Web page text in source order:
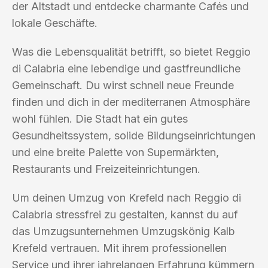
der Altstadt und entdecke charmante Cafés und
lokale Geschäfte.
Was die Lebensqualität betrifft, so bietet Reggio
di Calabria eine lebendige und gastfreundliche
Gemeinschaft. Du wirst schnell neue Freunde
finden und dich in der mediterranen Atmosphäre
wohl fühlen. Die Stadt hat ein gutes
Gesundheitssystem, solide Bildungseinrichtungen
und eine breite Palette von Supermärkten,
Restaurants und Freizeiteinrichtungen.
Um deinen Umzug von Krefeld nach Reggio di
Calabria stressfrei zu gestalten, kannst du auf
das Umzugsunternehmen Umzugskönig Kalb
Krefeld vertrauen. Mit ihrem professionellen
Service und ihrer jahrelangen Erfahrung kümmern